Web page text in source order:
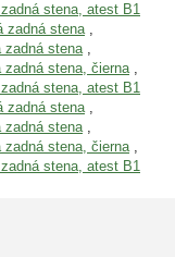
stena, atest B1
zadná stena ,
zadná stena ,
zadná stena, čierna ,
stena, atest B1
zadná stena ,
zadná stena ,
zadná stena, čierna ,
stena, atest B1